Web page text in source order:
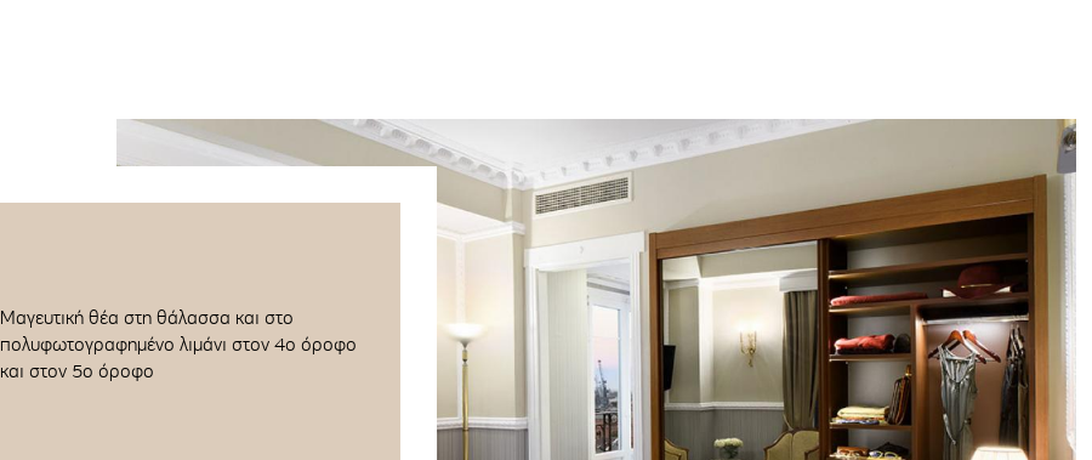
Μαγευτική θέα στη θάλασσα και στο
πολυφωτογραφημένο λιμάνι στον 4ο όροφο
και στον 5ο όροφο